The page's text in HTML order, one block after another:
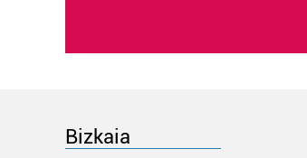
Bizkaia